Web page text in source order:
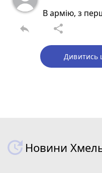
В армію, з
reply share
Дивитись
Новини